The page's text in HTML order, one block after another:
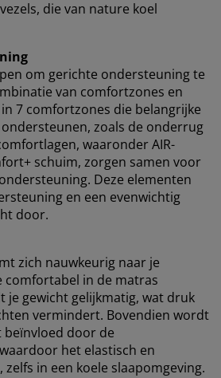
die van nature koel
om gerichte ondersteuning te
van comfortzones en
7 comfortzones die belangrijke
zoals de onderrug
waaronder AIR-
schuim, zorgen samen voor
Deze elementen
en een evenwichtig
door.
zich nauwkeurig naar je
comfortabel in de matras
je gewicht gelijkmatig, wat druk
vermindert. Bovendien wordt
beïnvloed door de
het elastisch en
in een koele slaapomgeving.
en mobiele identifiers om een
bij het bezoeken van onze
informatie over jou voor
en relevante marketing.
accepteren, delen we je surfgegevens
Google, Meta en TikTok) voor op
advertenties. Je kunt meer lezen
en ervoor kiezen om je
door op het cookie-pictogram te
te klikken, geef je
de doeleinden. Lees meer over onze